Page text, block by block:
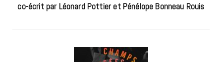
co-écrit par Léonard Pottier et Pénélope Bonneau Rouis